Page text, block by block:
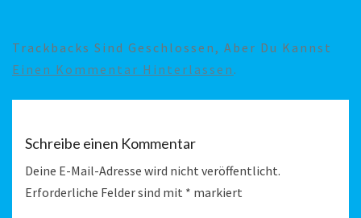
Trackbacks Sind Geschlossen, Aber Du Kannst
Einen Kommentar Hinterlassen .
Schreibe einen Kommentar
Deine E-Mail-Adresse wird nicht veröffentlicht.
Erforderliche Felder sind mit * markiert